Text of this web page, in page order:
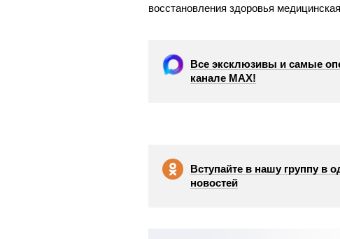
восстановления здоровья
Все эксклюзивы и самые
канале МАХ!
Вступайте в нашу группу в
новостей